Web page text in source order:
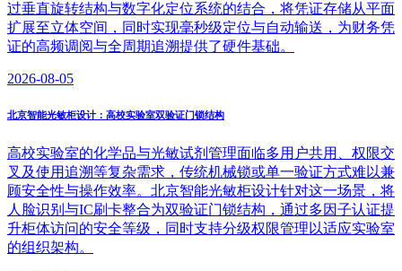
过垂直旋转结构与数字化定位系统的结合，将凭证存储从平面
扩展至立体空间，同时实现毫秒级定位与自动输送，为财务凭
证的高频调阅与全周期追溯提供了硬件基础。
2026-08-05
北京智能光敏柜设计：高校实验室双验证门锁结构
高校实验室的化学品与光敏试剂管理面临多用户共用、权限交
叉及使用追溯等复杂需求，传统机械锁或单一验证方式难以兼
顾安全性与操作效率。北京智能光敏柜设计针对这一场景，将
人脸识别与IC刷卡整合为双验证门锁结构，通过多因子认证提
升柜体访问的安全等级，同时支持分级权限管理以适应实验室
的组织架构。